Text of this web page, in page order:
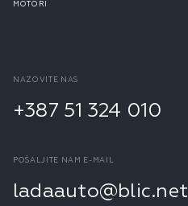
MOTORI
NAZOVITE NAS
+387 51 324 010
POŠALJITE NAM E-MAIL
ladaauto@blic.net